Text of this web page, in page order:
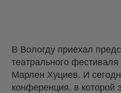
В Вологду приехал
театрального
Марлен Хуциев. И
конференция, в которой